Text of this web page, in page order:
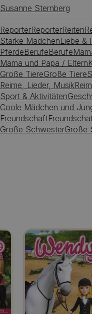
Susanne Sternberg
ReporterReporterReiten
Starke MädchenLiebe &
PferdeBerufeBerufe
Mama und Papa / Eltern
Große TiereGroße Tiere
Reime, Lieder, Musik
Sport & Aktivitäten
Coole Mädchen und
Freundschaft
Große SchwesterGroße